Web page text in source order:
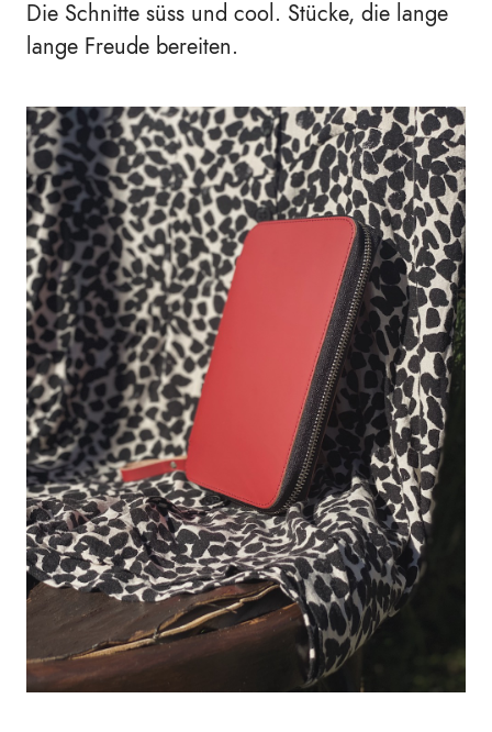
Die Schnitte süss und cool. Stücke, die lange
lange Freude bereiten.